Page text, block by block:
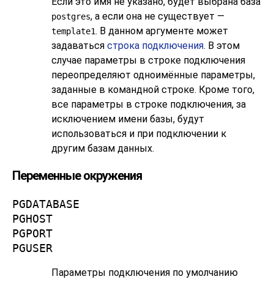
postgres, а если она не существует —
template1. В данном аргументе может
задаваться строка подключения. В этом
случае параметры в строке подключения
переопределяют одноимённые параметры,
заданные в командной строке. Кроме того,
все параметры в строке подключения, за
исключением имени базы, будут
использоваться и при подключении к
другим базам данных.
Переменные окружения
PGDATABASE
PGHOST
PGPORT
PGUSER
Параметры подключения по умолчанию